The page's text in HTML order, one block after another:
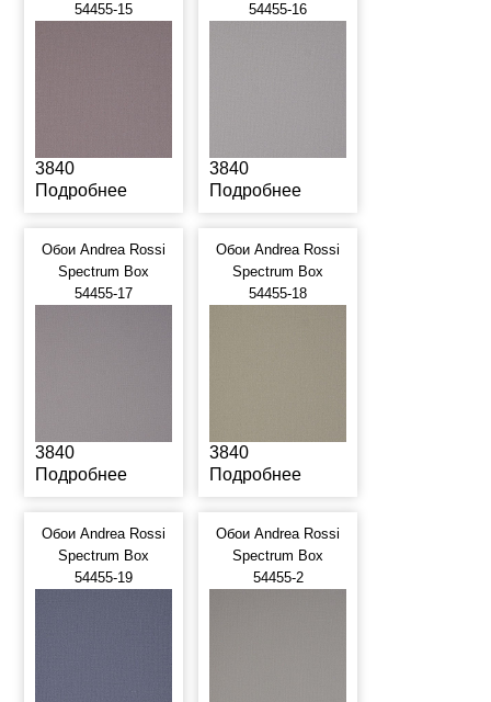
54455-15
3840
Подробнее
54455-16
3840
Подробнее
Обои Andrea Rossi
Spectrum Box
54455-17
3840
Подробнее
Обои Andrea Rossi
Spectrum Box
54455-18
3840
Подробнее
Обои Andrea Rossi
Spectrum Box
54455-19
Обои Andrea Rossi
Spectrum Box
54455-2